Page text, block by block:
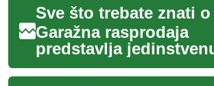
troškovima, o...
Garažna rasprodaja
predstavlja
priliku za kupovinu
predmeta po